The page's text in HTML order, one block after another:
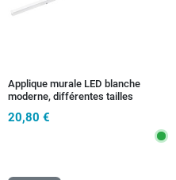
Applique murale LED blanche
moderne, différentes tailles
20,80 €